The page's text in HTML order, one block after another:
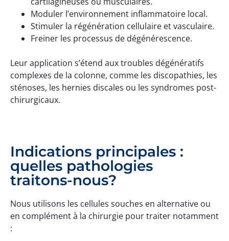
Moduler l’environnement inflammatoire local.
Stimuler la régénération cellulaire et vasculaire.
Freiner les processus de dégénérescence.
Leur application s’étend aux troubles dégénératifs
complexes de la colonne, comme les discopathies, les
sténoses, les hernies discales ou les syndromes post-
chirurgicaux.
Indications principales :
quelles pathologies
traitons-nous?
Nous utilisons les cellules souches en alternative ou
en complément à la chirurgie pour traiter notamment
: